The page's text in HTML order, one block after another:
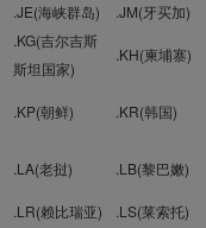
.JE(海峡群岛) .JM(牙买加)
.KG(吉尔吉斯
斯坦国家)
.KH(柬埔寨)
.KP(朝鲜) .KR(韩国)
.LA(老挝) .LB(黎巴嫩)
.LR(赖比瑞亚)
.LS(莱索托)